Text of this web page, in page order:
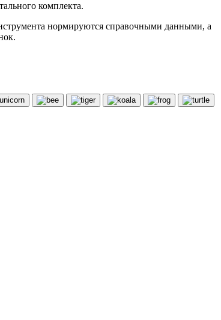
комплекта.
нормируются справочными данными, а